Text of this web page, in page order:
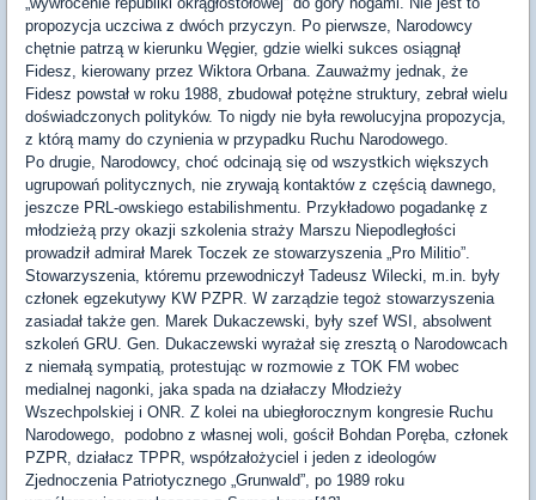
propozycja uczciwa z dwóch przyczyn. Po pierwsze, Narodowcy
chętnie patrzą w kierunku Węgier, gdzie wielki sukces osiągnął
Fidesz, kierowany przez Wiktora Orbana. Zauważmy jednak, że
Fidesz powstał w roku 1988, zbudował potężne struktury, zebrał wielu
doświadczonych polityków. To nigdy nie była rewolucyjna propozycja,
z którą mamy do czynienia w przypadku Ruchu Narodowego.
Po drugie, Narodowcy, choć odcinają się od wszystkich większych
ugrupowań politycznych, nie zrywają kontaktów z częścią dawnego,
jeszcze PRL-owskiego estabilishmentu. Przykładowo pogadankę z
młodzieżą przy okazji szkolenia straży Marszu Niepodległości
prowadził admirał Marek Toczek ze stowarzyszenia „Pro Militio”.
Stowarzyszenia, któremu przewodniczył Tadeusz Wilecki, m.in. były
członek egzekutywy KW PZPR. W zarządzie tegoż stowarzyszenia
zasiadał także gen. Marek Dukaczewski, były szef WSI, absolwent
szkoleń GRU. Gen. Dukaczewski wyrażał się zresztą o Narodowcach
z niemałą sympatią, protestując w rozmowie z TOK FM wobec
medialnej nagonki, jaka spada na działaczy Młodzieży
Wszechpolskiej i ONR. Z kolei na ubiegłorocznym kongresie Ruchu
Narodowego, podobno z własnej woli, gościł Bohdan Poręba, członek
PZPR, działacz TPPR, współzałożyciel i jeden z ideologów
Zjednoczenia Patriotycznego „Grunwald”, po 1989 roku